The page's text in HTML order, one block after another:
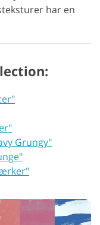
har en
Grungy"